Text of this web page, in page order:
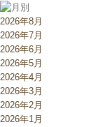
2026年8月
2026年7月
2026年6月
2026年5月
2026年4月
2026年3月
2026年2月
2026年1月